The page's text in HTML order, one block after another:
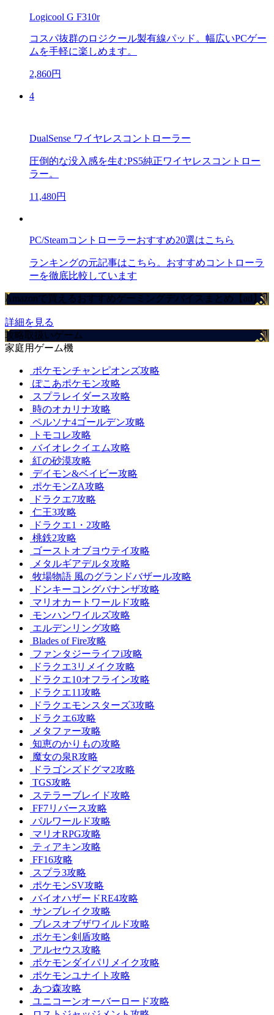
Logicool G F310r
コスパ抜群のロジクール製有線パッド。幅広いPCゲー
ムを手軽に楽しめます。
2,860円
4
DualSense ワイヤレスコントローラー
圧倒的な没入感を生むPS5純正ワイヤレスコントロー
ラー。
11,480円
PC/Steamコントローラーおすすめ20選はこちら
ランキングの元記事はこちら。おすすめコントローラ
ーを徹底比較しています
Amazonで買えるおすすめゲーミングデバイスまとめ【ad】
詳細を見る
攻略取扱いゲーム
家庭用ゲーム機
ポケモンチャンピオンズ攻略
ぽこあポケモン攻略
スプラレイダース攻略
時のオカリナ攻略
ペルソナ4ゴールデン攻略
トモコレ攻略
バイオレクイエム攻略
紅の砂漠攻略
デイモン&ベイビー攻略
ポケモンZA攻略
ドラクエ7攻略
仁王3攻略
ドラクエ1・2攻略
桃鉄2攻略
ゴーストオブヨウテイ攻略
メタルギアデルタ攻略
牧場物語 風のグランドバザール攻略
ドンキーコングバナンザ攻略
マリオカートワールド攻略
モンハンワイルズ攻略
エルデンリング攻略
Blades of Fire攻略
ファンタジーライフi攻略
ドラクエ3リメイク攻略
ドラクエ10オフライン攻略
ドラクエ11攻略
ドラクエモンスターズ3攻略
ドラクエ6攻略
メタファー攻略
知恵のかりもの攻略
魔女の泉R攻略
ドラゴンズドグマ2攻略
TGS攻略
ステラーブレイド攻略
FF7リバース攻略
パルワールド攻略
マリオRPG攻略
ティアキン攻略
FF16攻略
スプラ3攻略
ポケモンSV攻略
バイオハザードRE4攻略
サンブレイク攻略
ブレスオブザワイルド攻略
ポケモン剣盾攻略
アルセウス攻略
ポケモンダイパリメイク攻略
ポケモンユナイト攻略
あつ森攻略
ユニコーンオーバーロード攻略